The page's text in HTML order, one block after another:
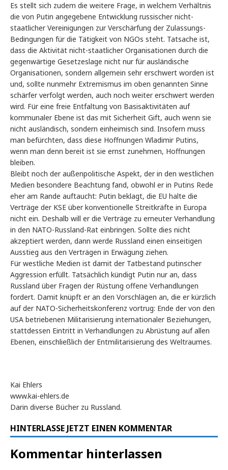
Es stellt sich zudem die weitere Frage, in welchem Verhältnis
die von Putin angegebene Entwicklung russischer nicht-
staatlicher Vereinigungen zur Verschärfung der Zulassungs-
Bedingungen für die Tätigkeit von NGOs steht. Tatsache ist,
dass die Aktivität nicht-staatlicher Organisationen durch die
gegenwärtige Gesetzeslage nicht nur für ausländische
Organisationen, sondern allgemein sehr erschwert worden ist
und, sollte nunmehr Extremismus im oben genannten Sinne
schärfer verfolgt werden, auch noch weiter erschwert werden
wird. Für eine freie Entfaltung von Basisaktivitäten auf
kommunaler Ebene ist das mit Sicherheit Gift, auch wenn sie
nicht ausländisch, sondern einheimisch sind. Insofern muss
man befürchten, dass diese Hoffnungen Wladimir Putins,
wenn man denn bereit ist sie ernst zunehmen, Hoffnungen
bleiben.
Bleibt noch der außenpolitische Aspekt, der in den westlichen
Medien besondere Beachtung fand, obwohl er in Putins Rede
eher am Rande auftaucht: Putin beklagt, die EU halte die
Verträge der KSE über konventionelle Streitkräfte in Europa
nicht ein. Deshalb will er die Verträge zu erneuter Verhandlung
in den NATO-Russland-Rat einbringen. Sollte dies nicht
akzeptiert werden, dann werde Russland einen einseitigen
Ausstieg aus den Verträgen in Erwägung ziehen.
Für westliche Medien ist damit der Tatbestand putinscher
Aggression erfüllt. Tatsächlich kündigt Putin nur an, dass
Russland über Fragen der Rüstung offene Verhandlungen
fordert. Damit knüpft er an den Vorschlägen an, die er kürzlich
auf der NATO-Sicherheitskonferenz vortrug: Ende der von den
USA betriebenen Militarisierung internationaler Beziehungen,
stattdessen Eintritt in Verhandlungen zu Abrüstung auf allen
Ebenen, einschließlich der Entmilitarisierung des Weltraumes.
Kai Ehlers
www.kai-ehlers.de
Darin diverse Bücher zu Russland.
HINTERLASSE JETZT EINEN KOMMENTAR
Kommentar hinterlassen